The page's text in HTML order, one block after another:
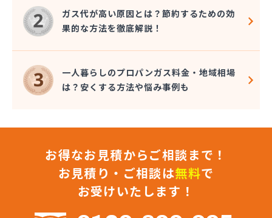
(株)小野里商店 丘里営業所
(株)松葉商事
(株)常総ガス
(株)植木商店
(株)新利根ガス
(株)水飼商店
(株)青木住設
(株)総プロ
(株)中山石油
(株)中島商事
(株)長峰商店
(株)塚本商事
ガス代が高い原因とは？節約するための効
果的な方法を徹底解説！
一人暮らしのプロパンガス料金・地域相場
は？安くする方法や悩み事例も
お得なお見積からご相談まで！
お見積り・ご相談は無料で
お受けいたします！